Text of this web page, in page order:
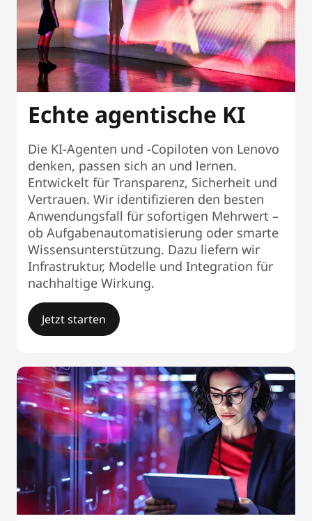
Echte agentische KI
Die KI-Agenten und -Copiloten von Lenovo
denken, passen sich an und lernen.
Entwickelt für Transparenz, Sicherheit und
Vertrauen. Wir identifizieren den besten
Anwendungsfall für sofortigen Mehrwert –
ob Aufgabenautomatisierung oder smarte
Wissensunterstützung. Dazu liefern wir
Infrastruktur, Modelle und Integration für
nachhaltige Wirkung.
Jetzt starten